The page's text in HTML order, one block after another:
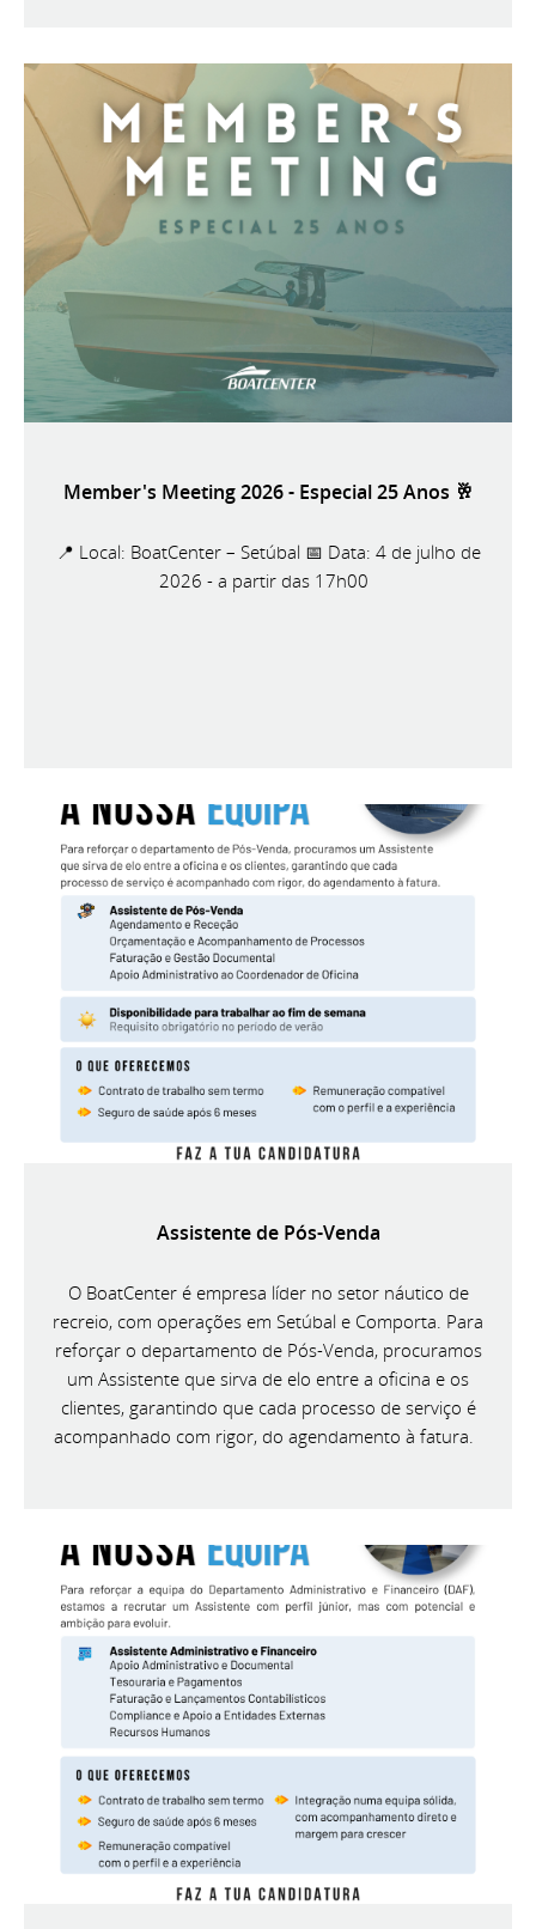
Member's Meeting 2026 - Especial 25 Anos 🥂
📍 Local: BoatCenter – Setúbal 📅 Data: 4 de julho de
2026 - a partir das 17h00
Assistente de Pós-Venda
O BoatCenter é empresa líder no setor náutico de
recreio, com operações em Setúbal e Comporta. Para
reforçar o departamento de Pós-Venda, procuramos
um Assistente que sirva de elo entre a oficina e os
clientes, garantindo que cada processo de serviço é
acompanhado com rigor, do agendamento à fatura.